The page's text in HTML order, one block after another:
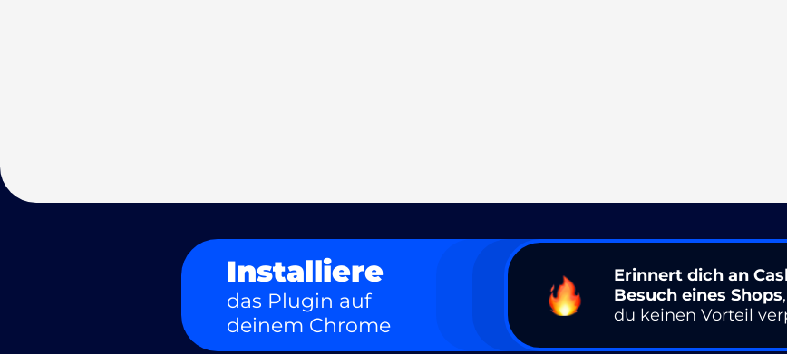
Installiere
das Plugin auf
deinem Chrome
Erinnert dich an
Besuch eines Shops
du keinen Vorteil